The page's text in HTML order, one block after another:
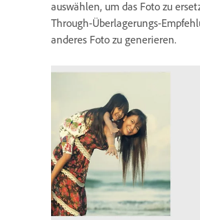
auswählen, um das Foto zu
Through-Überlagerungs-
anderes Foto zu generieren.